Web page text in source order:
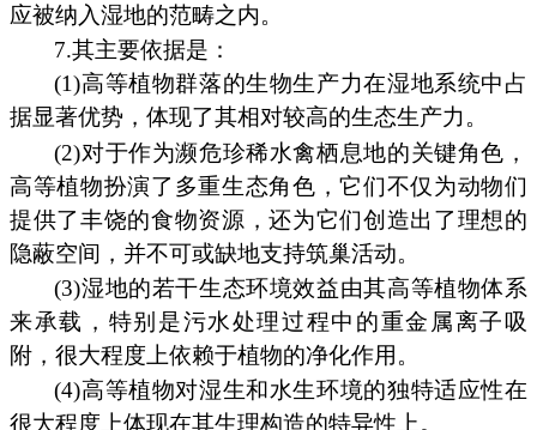
应被纳入湿地的范畴之内。
7.其主要依据是：
(1)高等植物群落的生物生产力在湿地系统中占
据显著优势，体现了其相对较高的生态生产力。
(2)对于作为濒危珍稀水禽栖息地的关键角色，
高等植物扮演了多重生态角色，它们不仅为动物们
提供了丰饶的食物资源，还为它们创造出了理想的
隐蔽空间，并不可或缺地支持筑巢活动。
(3)湿地的若干生态环境效益由其高等植物体系
来承载，特别是污水处理过程中的重金属离子吸
附，很大程度上依赖于植物的净化作用。
(4)高等植物对湿生和水生环境的独特适应性在
很大程度上体现在其生理构造的特异性上。